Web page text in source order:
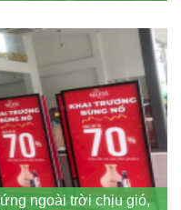
ngoài trời chịu gió,